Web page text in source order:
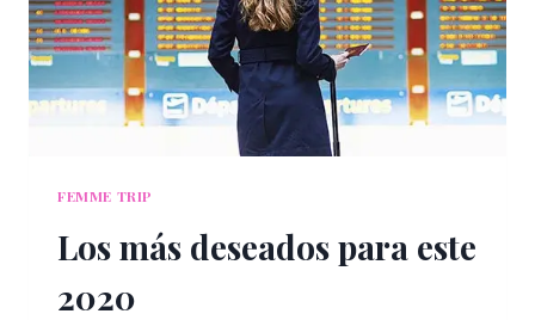
FEMME TRIP
Los más deseados para este
2020